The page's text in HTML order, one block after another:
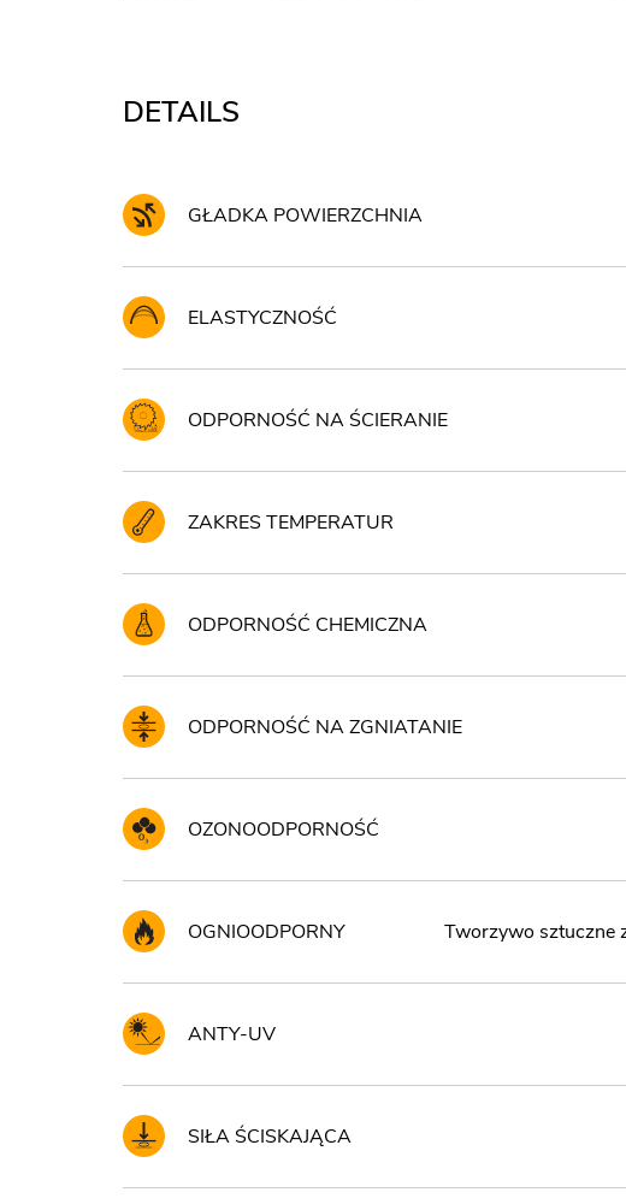
DETAILS
GŁADKA POWIERZCHNIA
ELASTYCZNOŚĆ
ODPORNOŚĆ NA ŚCIERANIE
ZAKRES TEMPERATUR
ODPORNOŚĆ CHEMICZNA
ODPORNOŚĆ NA ZGNIATANIE
OZONOODPORNOŚĆ
OGNIOODPORNY Tworzywo sztuczne
ANTY-UV
SIŁA ŚCISKAJĄCA